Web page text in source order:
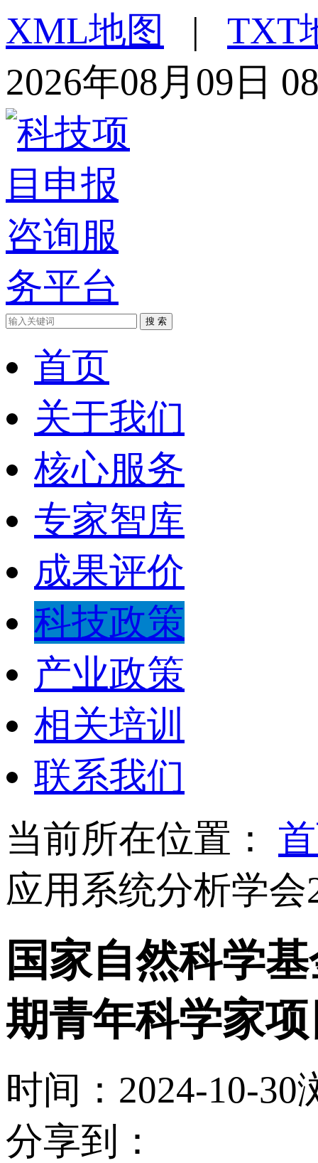
XML地图 | TXT
2026年08月09日
搜 索
首页
关于我们
核心服务
专家智库
成果评价
科技政策
产业政策
相关培训
联系我们
当前所在位置：
应用系统分析学
国家自然科学
期青年科学家
时间：2024-10-30
分享到：